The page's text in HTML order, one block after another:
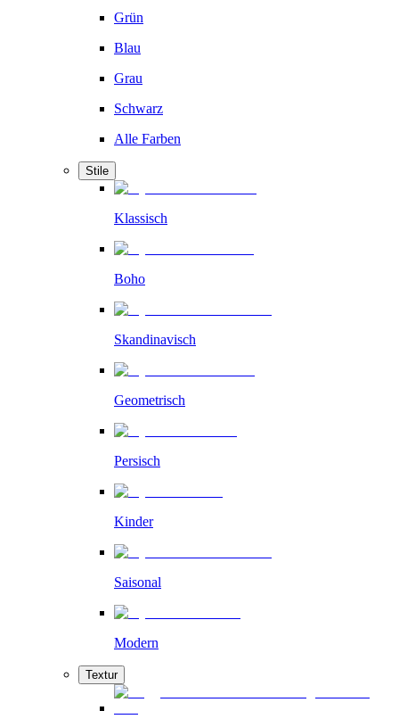
Grün
Blau
Grau
Schwarz
Alle Farben
Stile
Klassisch
Boho
Skandinavisch
Geometrisch
Persisch
Kinder
Saisonal
Modern
Textur